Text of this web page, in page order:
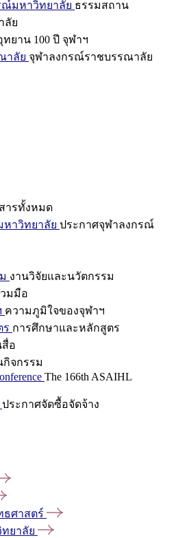
ณ์มหาวิทยาลัย ธรรมสถาน
ลัย
ทยาน 100 ปี จุฬาฯ
าลัย จุฬาลงกรณ์ราชบรรณาลัย
ารทั้งหมด
าวิทยาลัย ประกาศจุฬาลงกรณ์
งานวิจัยและนวัตกรรม
มมือ
ความภูมิใจของจุฬาฯ
ร การศึกษาและหลักสูตร
สื่อ
จกรรม
The 166th ASAIHL
ประกาศจัดซื้อจัดจ้าง
ธศาสตร์
ยาลัย